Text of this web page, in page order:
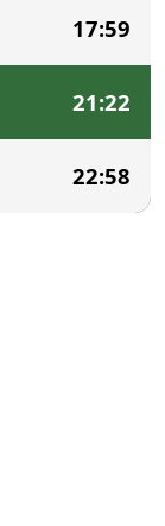
17:59
21:22
22:58